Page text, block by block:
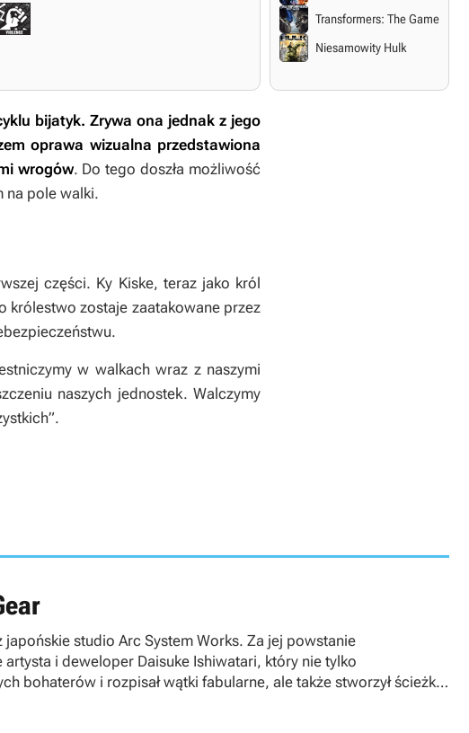
Transformers: The Game
Niesamowity Hulk
bijatyk. Zrywa ona jednak z jego
oprawa wizualna przedstawiona
wrogów. Do tego doszła możliwość
na pole walki.
części. Ky Kiske, teraz jako król
królestwo zostaje zaatakowane przez
w walkach wraz z naszymi
naszych jednostek. Walczymy
studio Arc System Works. Za jej powstanie
i deweloper Daisuke Ishiwatari, który nie tylko
bohaterów i rozpisał wątki fabularne, ale także stworzył ścieżkę